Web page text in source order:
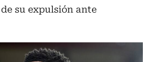
su expulsión ante